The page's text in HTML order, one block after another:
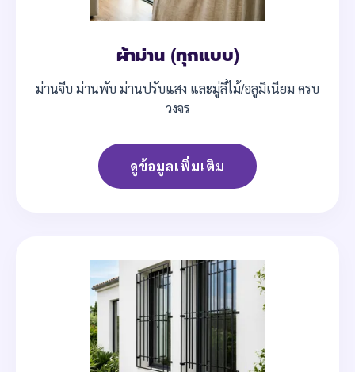
ผ้าม่าน (ทุกแบบ)
ม่านจีบ ม่านพับ ม่านปรับแสง และมู่ลี่ไม้/อลูมิเนียม ครบ
วงจร
ดูข้อมูลเพิ่มเติม